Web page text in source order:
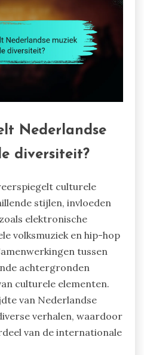
Nederlandse
diversiteit?
culturele
stijlen, invloeden
elektronische
volksmuziek en hip-hop
tussen
achtergronden
culturele elementen.
van Nederlandse
verhalen, waardoor
van de internationale